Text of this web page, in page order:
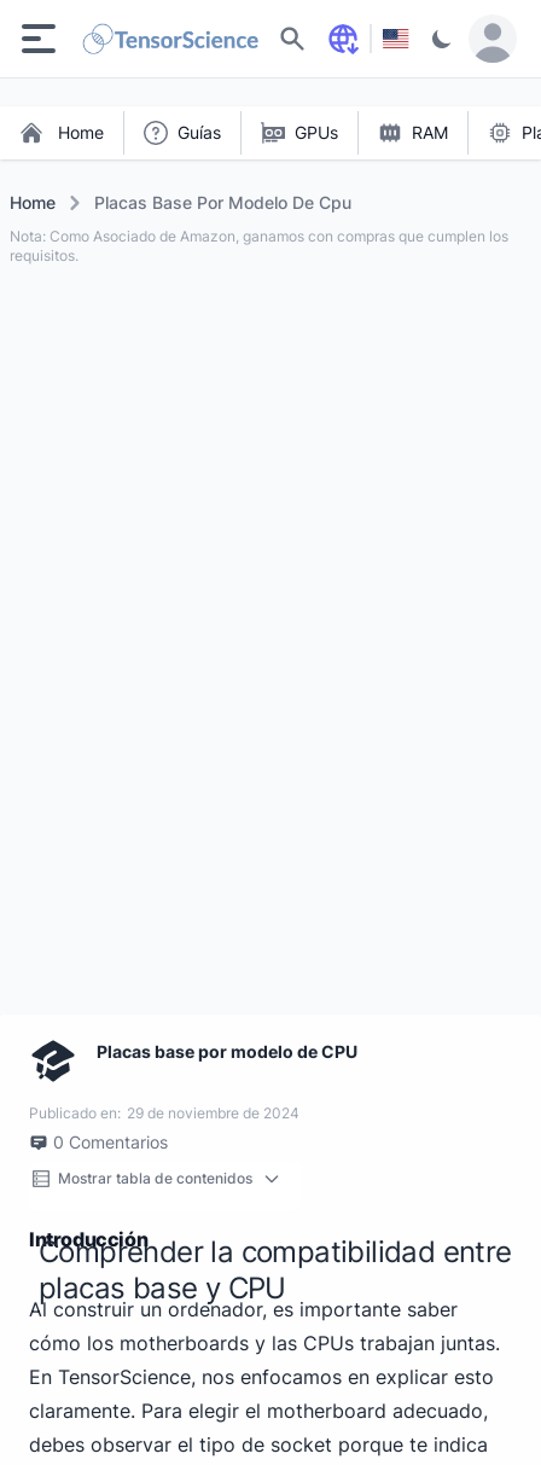
Buscar
Home Guías GPUs RAM
Home Placas Base Por Modelo De Cpu
Nota: Como Asociado de Amazon, ganamos con compras que cumplen los
requisitos.
Placas base por modelo de CPU
Publicado en: 29 de noviembre de 2024
0 Comentarios
Mostrar tabla de contenidos
Introducción
Comprender la compatibilidad entre
placas base y CPU
Al construir un ordenador, es importante saber
cómo los motherboards y las CPUs trabajan juntas.
En TensorScience, nos enfocamos en explicar esto
claramente. Para elegir el motherboard adecuado,
debes observar el tipo de socket porque te indica